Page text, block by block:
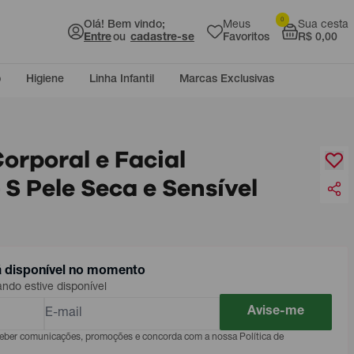
Olá! Bem vindo;
Entreou cadastre-se
Meus
Favoritos
Sua cesta
R$ 0,00
0
Higiene Linha Infantil Marcas Exclusivas
e Facial
Pele Seca e Sensível
disponível no momento
estive disponível
Avise-me
comunicações, promoções e concorda com a nossa Política de